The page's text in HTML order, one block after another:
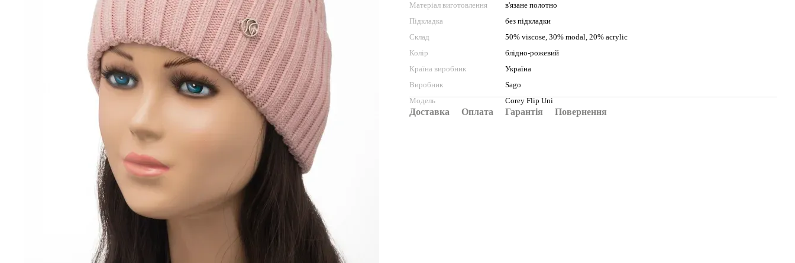
Матеріал виготовлення
в'язане полотно
Підкладка
без підкладки
Склад
50% viscose, 30% modal, 20% acrylic
Колір
блідно-рожевий
Країна виробник
Україна
Виробник
Sago
Модель
Corey Flip Uni
Доставка Оплата Гарантія Повернення